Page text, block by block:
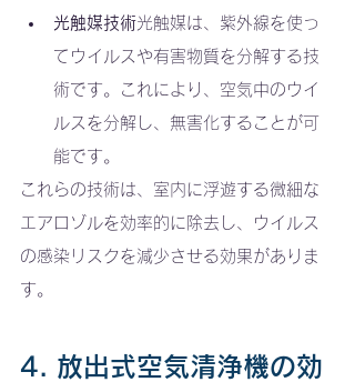
光触媒技術光触媒は、紫外線を使っ
てウイルスや有害物質を分解する技
術です。これにより、空気中のウイ
ルスを分解し、無害化することが可
能です。
これらの技術は、室内に浮遊する微細な
エアロゾルを効率的に除去し、ウイルス
の感染リスクを減少させる効果がありま
す。
4. 放出式空気清浄機の効